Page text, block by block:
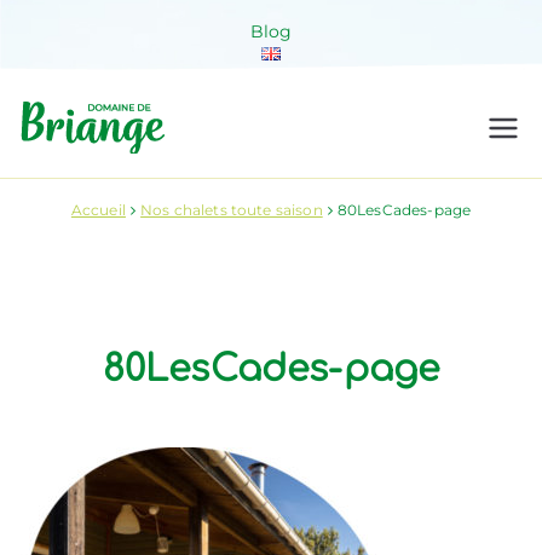
Blog
Briange
Accueil Nos chalets toute saison 80LesCades-page
80LesCades-page